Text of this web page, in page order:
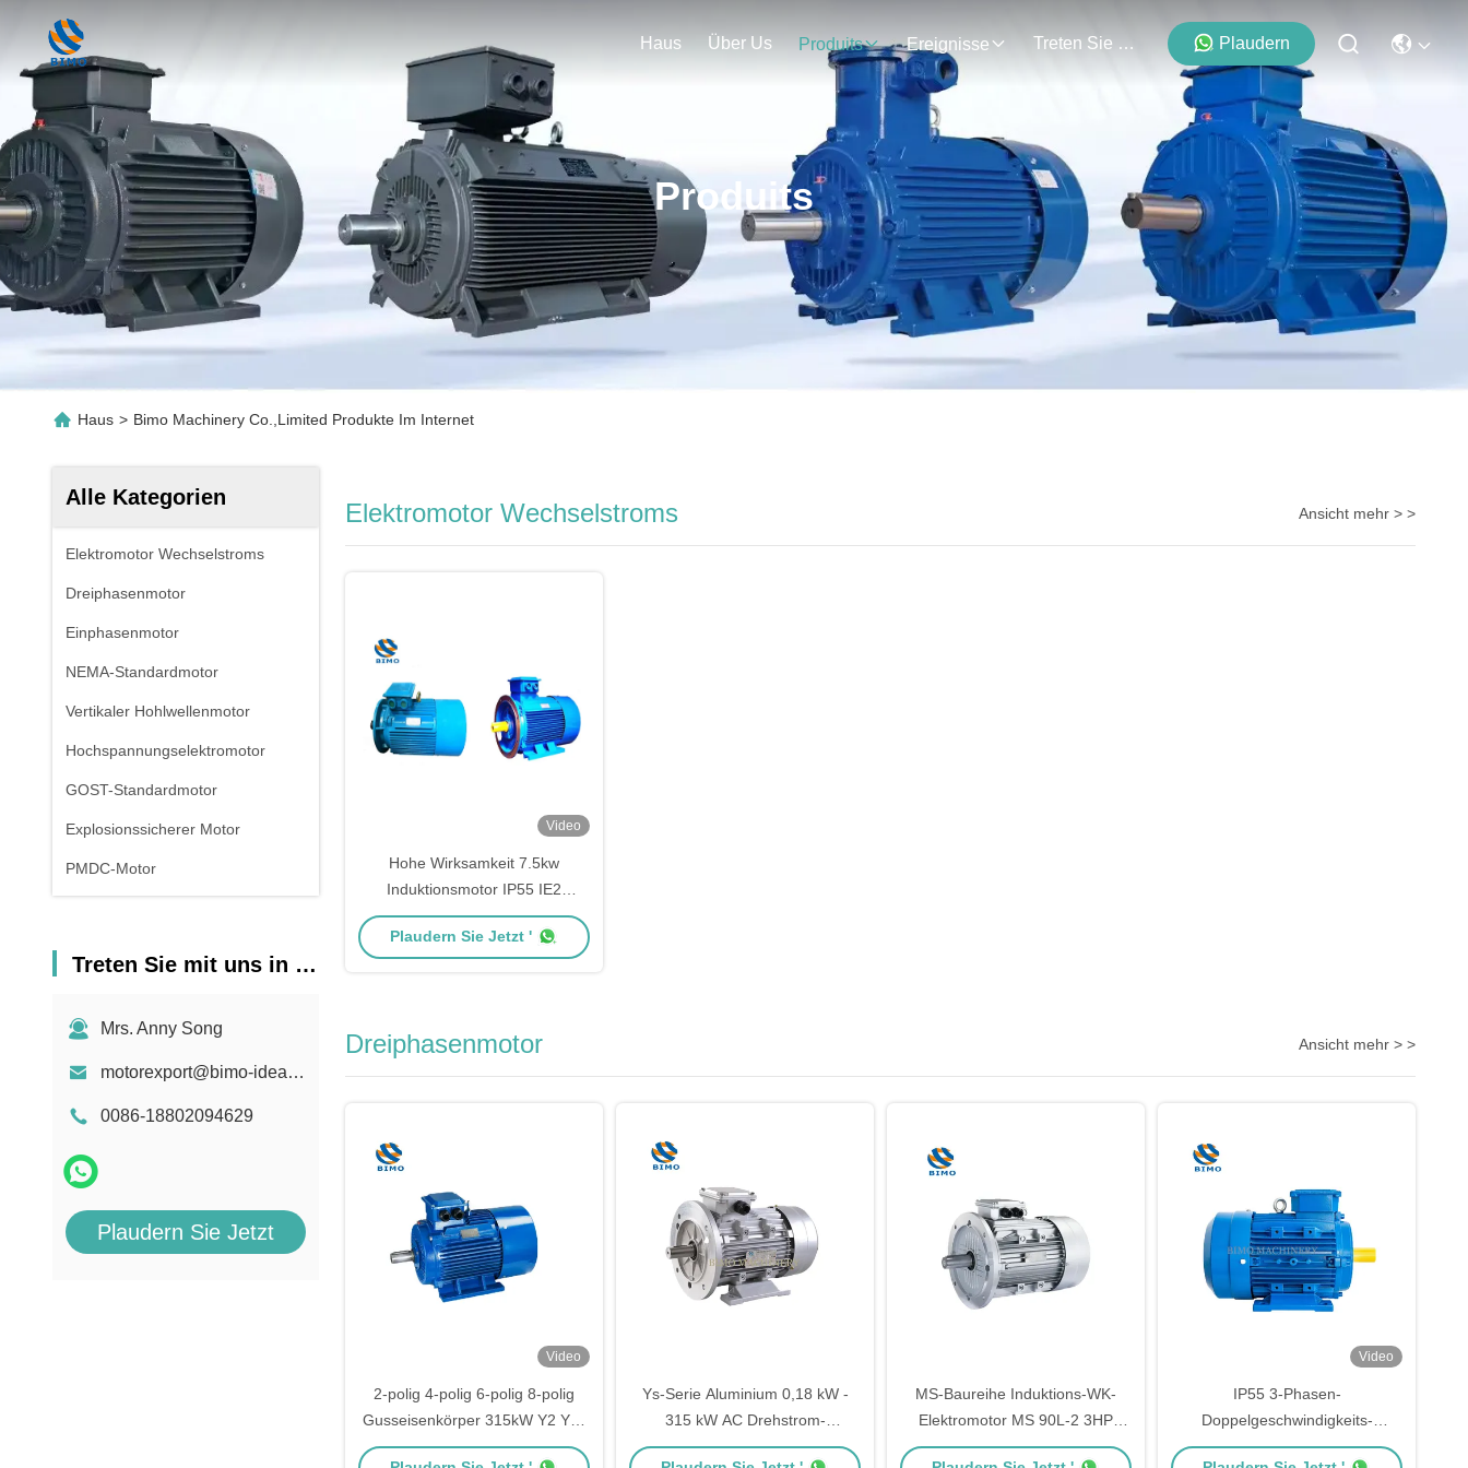
Haus Über Us Produits Ereignisse Treten Sie Mit Uns In Verbindung Plaudern
Produits
Haus > Bimo Machinery Co.,Limited Produkte Im Internet
Alle Kategorien
Elektromotor Wechselstroms
Dreiphasenmotor
Einphasenmotor
NEMA-Standardmotor
Vertikaler Hohlwellenmotor
Hochspannungselektromotor
GOST-Standardmotor
Explosionssicherer Motor
PMDC-Motor
Treten Sie mit uns in Verbindung
Mrs. Anny Song
motorexport@bimo-idea.com
0086-18802094629
Plaudern Sie Jetzt
Elektromotor Wechselstroms Ansicht mehr > >
Video
Hohe Wirksamkeit 7.5kw
Induktionsmotor IP55 IE2
Wechselstrommotor B3
Fußmontagemotor
Plaudern Sie Jetzt '
Dreiphasenmotor Ansicht mehr > >
Video
2-polig 4-polig 6-polig 8-polig
Gusseisenkörper 315kW Y2 Ye2
Ie2 Y3 Ye3 Ie3 Serie Asynchron-
Ys-Serie Aluminium 0,18 kW -
315 kW AC Drehstrom-
Elektromotor wasserdicht 380 V
MS-Baureihe Induktions-WK-
Elektromotor MS 90L-2 3HP
2,2KW 3000 Rpm 2p 380V
Video
IP55 3-Phasen-
Doppelgeschwindigkeits-
Induktionsmotor 1,4kw / 0,35kw